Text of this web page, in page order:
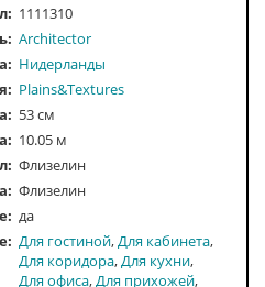
1111310
Architector
Нидерланды
Plains&Textures
53 см
10.05 м
Флизелин
Флизелин
да
Для гостиной Для кабинета
Для коридора Для кухни
Для офиса Для прихожей